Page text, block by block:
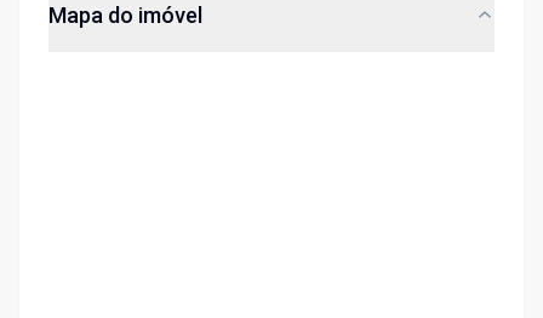
Mapa do imóvel